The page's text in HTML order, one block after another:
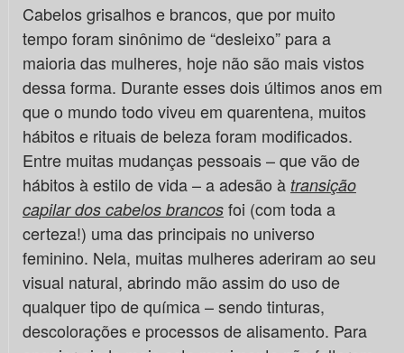
Cabelos grisalhos e brancos, que por muito
tempo foram sinônimo de “desleixo” para a
maioria das mulheres, hoje não são mais vistos
dessa forma. Durante esses dois últimos anos em
que o mundo todo viveu em quarentena, muitos
hábitos e rituais de beleza foram modificados.
Entre muitas mudanças pessoais – que vão de
hábitos à estilo de vida – a adesão à transição
capilar dos cabelos brancosfoi (com toda a
certeza!) uma das principais no universo
feminino. Nela, muitas mulheres aderiram ao seu
visual natural, abrindo mão assim do uso de
qualquer tipo de química – sendo tinturas,
descolorações e processos de alisamento. Para